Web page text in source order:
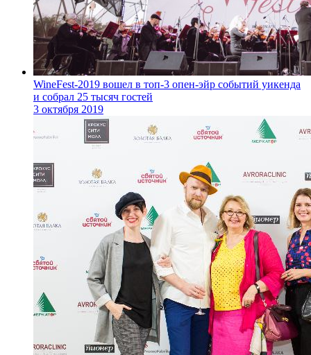
WineFest-2019 вошел в топ-3 опен-эйр событий уикенда
и собрал 25 тысяч гостей
3 октября 2019